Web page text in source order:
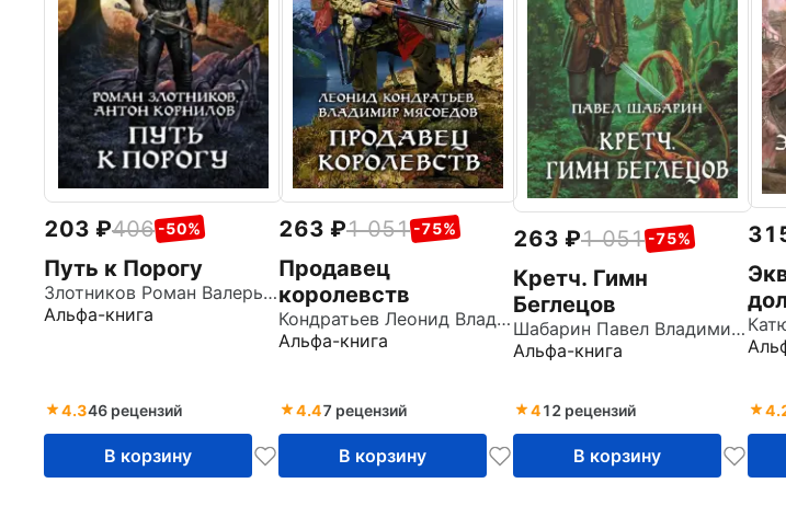
203 406 -50%
Путь к Порогу
Злотников Роман Валерьевич
Альфа-книга
4.346 рецензий
В корзину
263 1 051 -75%
Продавец
королевств
Кондратьев Леонид Владимирович
Альфа-книга
4.47 рецензий
В корзину
263 1 051 -75%
Кретч. Гимн
Беглецов
Шабарин Павел Владимирович
Альфа-книга
412 рецензий
В корзину